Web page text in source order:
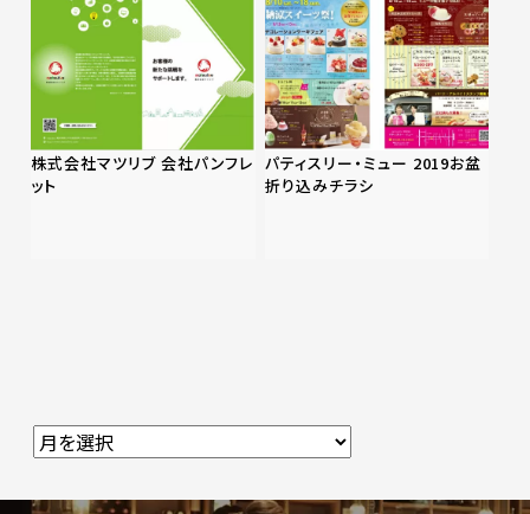
株式会社マツリブ 会社パンフレ
ット
パティスリー・ミュー 2019お盆
折り込みチラシ